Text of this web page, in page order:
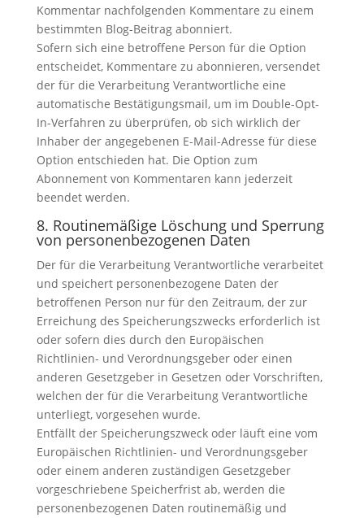
Kommentar nachfolgenden Kommentare zu einem
bestimmten Blog-Beitrag abonniert.
Sofern sich eine betroffene Person für die Option
entscheidet, Kommentare zu abonnieren, versendet
der für die Verarbeitung Verantwortliche eine
automatische Bestätigungsmail, um im Double-Opt-
In-Verfahren zu überprüfen, ob sich wirklich der
Inhaber der angegebenen E-Mail-Adresse für diese
Option entschieden hat. Die Option zum
Abonnement von Kommentaren kann jederzeit
beendet werden.
8. Routinemäßige Löschung und Sperrung
von personenbezogenen Daten
Der für die Verarbeitung Verantwortliche verarbeitet
und speichert personenbezogene Daten der
betroffenen Person nur für den Zeitraum, der zur
Erreichung des Speicherungszwecks erforderlich ist
oder sofern dies durch den Europäischen
Richtlinien- und Verordnungsgeber oder einen
anderen Gesetzgeber in Gesetzen oder Vorschriften,
welchen der für die Verarbeitung Verantwortliche
unterliegt, vorgesehen wurde.
Entfällt der Speicherungszweck oder läuft eine vom
Europäischen Richtlinien- und Verordnungsgeber
oder einem anderen zuständigen Gesetzgeber
vorgeschriebene Speicherfrist ab, werden die
personenbezogenen Daten routinemäßig und